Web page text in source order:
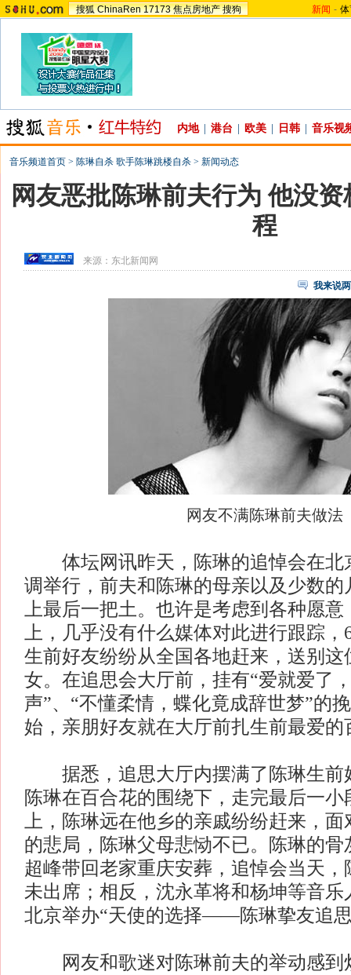
搜狐 ChinaRen 17173 焦点房地产 搜狗 新闻 -
内地 港台 欧美 日韩 音乐视
音乐频道首页 > 陈琳自杀 歌手陈琳跳楼自杀 > 新闻动态
网友恶批陈琳前夫行为 他没
程
来源： 东北新闻网
我来说
网友不满陈琳前夫做法
体坛网讯昨天，陈琳的追悼会在北
调举行，前夫和陈琳的母亲以及少数的
上最后一把土。也许是考虑到各种愿
上，几乎没有什么媒体对此进行跟踪
生前好友纷纷从全国各地赶来，送别这
女。在追思会大厅前，挂有“爱就爱了
声”、“不懂柔情，蝶化竟成辞世梦”的
始，亲朋好友就在大厅前扎生前最爱的
据悉，追思大厅内摆满了陈琳生前
陈琳在百合花的围绕下，走完最后一
上，陈琳远在他乡的亲戚纷纷赶来，
的悲局，陈琳父母悲恸不已。陈琳的骨
超峰带回老家重庆安葬，追悼会当天，
未出席；相反，沈永革将和杨坤等音乐
北京举办“天使的选择——陈琳挚友追
网友和歌迷对陈琳前夫的举动感到